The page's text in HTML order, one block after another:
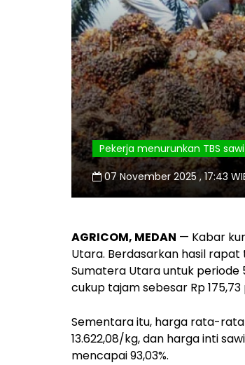
Pekerja menurunkan TBS
07 November 2025 , 17:43
AGRICOM, MEDAN — Kabar
Utara. Berdasarkan hasil
Sumatera Utara untuk periode
cukup tajam sebesar Rp
Sementara itu, harga rata-
13.622,08/kg, dan harga inti
mencapai 93,03%.